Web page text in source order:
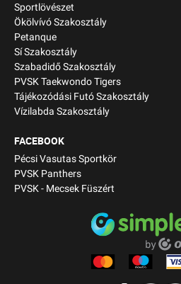
Sportlövészet
Ökölvívó Szakosztály
Petanque
Sí Szakosztály
Szabadidő Szakosztály
PVSK Taekwondo Tigers
Tájékozódási Futó Szakosztály
Vízilabda Szakosztály
FACEBOOK
Pécsi Vasutas Sportkör
PVSK Panthers
PVSK - Mecsek Füszért